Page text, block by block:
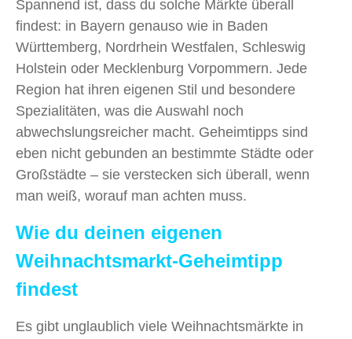
Spannend ist, dass du solche Märkte überall
findest: in Bayern genauso wie in Baden
Württemberg, Nordrhein Westfalen, Schleswig
Holstein oder Mecklenburg Vorpommern. Jede
Region hat ihren eigenen Stil und besondere
Spezialitäten, was die Auswahl noch
abwechslungsreicher macht. Geheimtipps sind
eben nicht gebunden an bestimmte Städte oder
Großstädte – sie verstecken sich überall, wenn
man weiß, worauf man achten muss.
Wie du deinen eigenen
Weihnachtsmarkt-Geheimtipp
findest
Es gibt unglaublich viele Weihnachtsmärkte in